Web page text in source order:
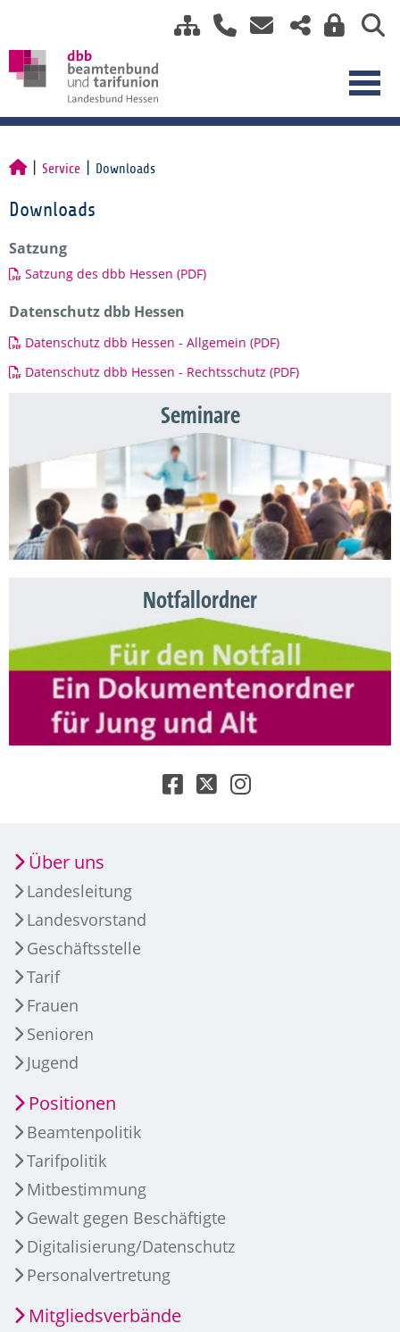
Service Downloads
Downloads
Satzung
Satzung des dbb Hessen (PDF)
Datenschutz dbb Hessen
Datenschutz dbb Hessen - Allgemein (PDF)
Datenschutz dbb Hessen - Rechtsschutz (PDF)
Seminare
Notfallordner
Über uns
Landesleitung
Landesvorstand
Geschäftsstelle
Tarif
Frauen
Senioren
Jugend
Positionen
Beamtenpolitik
Tarifpolitik
Mitbestimmung
Gewalt gegen Beschäftigte
Digitalisierung/Datenschutz
Personalvertretung
Mitgliedsverbände